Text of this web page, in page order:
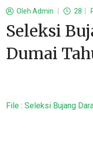
Oleh Admin 28
Seleksi
Dumai
File : Seleksi Bujang